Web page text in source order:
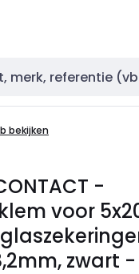
bekijken
-
voor
zwart -